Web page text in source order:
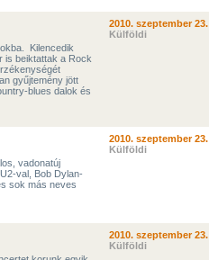
Kilencedik
is beiktattak a Rock
gyűjtemény jött
blues dalok és
2010. szeptember 23.
Külföldi
vadonatúj
val, Bob Dylan-
sok más neves
2010. szeptember 23.
Külföldi
2010. szeptember 23.
Külföldi